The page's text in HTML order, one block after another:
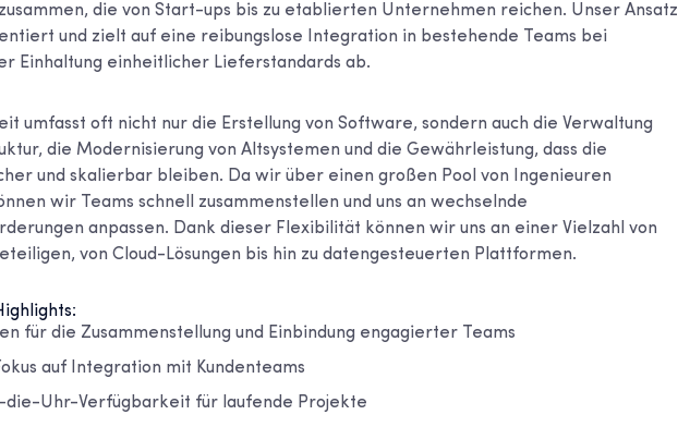
die von Start-ups bis zu etablierten Unternehmen reichen. Unser Ansatz
und zielt auf eine reibungslose Integration in bestehende Teams bei
Einhaltung einheitlicher Lieferstandards ab.
umfasst oft nicht nur die Erstellung von Software, sondern auch die Verwaltung
die Modernisierung von Altsystemen und die Gewährleistung, dass die
und skalierbar bleiben. Da wir über einen großen Pool von Ingenieuren
wir Teams schnell zusammenstellen und uns an wechselnde
anpassen. Dank dieser Flexibilität können wir uns an einer Vielzahl von
von Cloud-Lösungen bis hin zu datengesteuerten Plattformen.
für die Zusammenstellung und Einbindung engagierter Teams
auf Integration mit Kundenteams
die-Uhr-Verfügbarkeit für laufende Projekte